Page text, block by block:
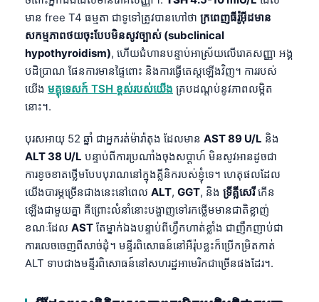
មាន free T4 ធម្មតា ជាទូទៅត្រូវបានហៅថា ក្រពេញធីរ៉ូអ៊ីដមាន
សកម្មភាពថយចុះបែបមិនសូវច្បាស់ (subclinical
hypothyroidism), ហើយជំហានបន្ទាប់អាស្រ័យលើរោគសញ្ញា អង្គ
បដិប្រាណ ផែនការមានផ្ទៃពោះ និងការធ្វើតេស្តឡើងវិញ។ ការរបស់
យើង មគ្គុទេសក៍ TSH ខ្ពស់របស់យើង គ្របដណ្តប់នូវភាពលម្អិត
នោះ។.
បុរសអាយុ 52 ឆ្នាំ ជាអ្នករត់ម៉ារ៉ាតុង ដែលមាន AST 89 U/L និង
ALT 38 U/L បន្ទាប់ពីការប្រណាំងចុងសប្តាហ៍ មិនសូវអានដូចជា
ការខូចខាតថ្លើមបែបបុរាណនៅក្នុងគ្លីនិករបស់ខ្ញុំទេ។ ហេតុផលដែល
យើងបារម្ភច្រើនជាងនេះនៅពេល ALT, GGT, និង ទ្រីគ្លីសេរីកើន
ឡើងជាមួយគ្នា គឺព្រោះលំនាំនោះបង្ហាញទៅរកថ្លើមមានជាតិខ្លាញ់
ខណៈដែល AST តែម្នាក់ឯងបន្ទាប់ពីហ្វឹកហាត់ខ្លាំង ជាញឹកញាប់ជា
ការលេចចេញពីសាច់ដុំ។ មន្ទីរពិសោធន៍នៅអឺរ៉ុបខ្លះក៏ប្រើកម្រិតកាត់
ALT ទាបជាងមន្ទីរពិសោធន៍នៅសហរដ្ឋអាមេរិកជាច្រើនផងដែរ។.